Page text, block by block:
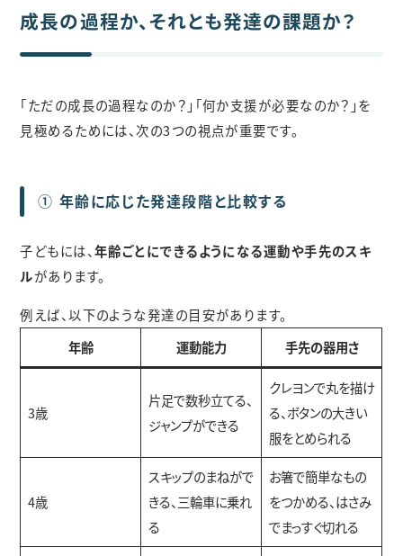
成長の過程か、それとも発達の課題か？
「ただの成長の過程なのか？」「何か支援が必要なのか？」を
見極めるためには、次の3つの視点が重要です。
① 年齢に応じた発達段階と比較する
子どもには、年齢ごとにできるようになる運動や手先のスキ
ルがあります。
例えば、以下のような発達の目安があります。
年齢
運動能力 手先の器用さ
3歳
片足で数秒立てる、
ジャンプができる
クレヨンで丸を描け
る、ボタンの大きい
服をとめられる
4歳
スキップのまねがで
きる、三輪車に乗れ
る
お箸で簡単なもの
をつかめる、はさみ
でまっすぐ切れる